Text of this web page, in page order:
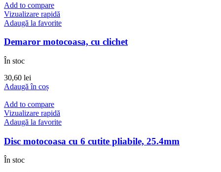
Add to compare
Vizualizare rapidă
Adaugă la favorite
Demaror motocoasa, cu clichet
În stoc
30,60 lei
Adaugă în coș
Add to compare
Vizualizare rapidă
Adaugă la favorite
Disc motocoasa cu 6 cutite pliabile, 25.4mm
În stoc